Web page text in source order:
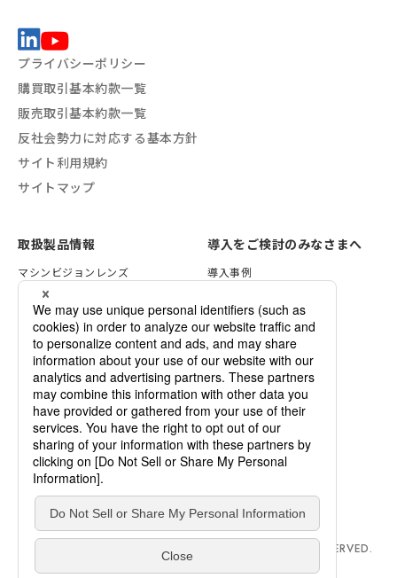
プライバシーポリシー
購買取引基本約款一覧
販売取引基本約款一覧
反社会勢力に対応する基本方針
サイト利用規約
サイトマップ
取扱製品情報
マシンビジョンレンズ
VSTライティング
画像処理ソリューション
セキュリティレンズ
各種資料一覧
導入をご検討のみなさまへ
導入事例
照明の選定方法
検証サービスのご案内
デモ機のご依頼
カスタマイズのご案内
企業情報
ニュース
採用情報
ご依頼・お問い合わせ
VSTrend
COPYRIGHT © 2024 VS TECHNOLOGY ALL RIGHTS RESERVED.
HU ICP REF. NO. 19035806-1